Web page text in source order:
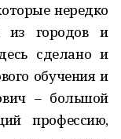
нередко
из городов и
сделано и
обучения и
– большой
профессию,